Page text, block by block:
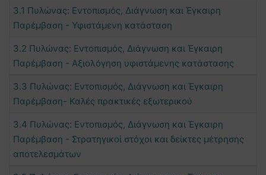
3.1 Πυλώνας: Εντοπισμός, Διάγνωση και Έγκαιρη
Παρέμβαση - Υφιστάμενη κατάσταση
3.2 Πυλώνας: Εντοπισμός, Διάγνωση και Έγκαιρη
Παρέμβαση - Αξιολόγηση υφιστάμενης κατάστασης
3.3 Πυλώνας: Εντοπισμός, Διάγνωση και Έγκαιρη
Παρέμβαση- Καλές πρακτικές εξωτερικού
3.4 Πυλώνας: Εντοπισμός, Διάγνωση και Έγκαιρη
Παρέμβαση - Στρατηγικοί στόχοι και δείκτες μέτρησης
αποτελεσμάτων